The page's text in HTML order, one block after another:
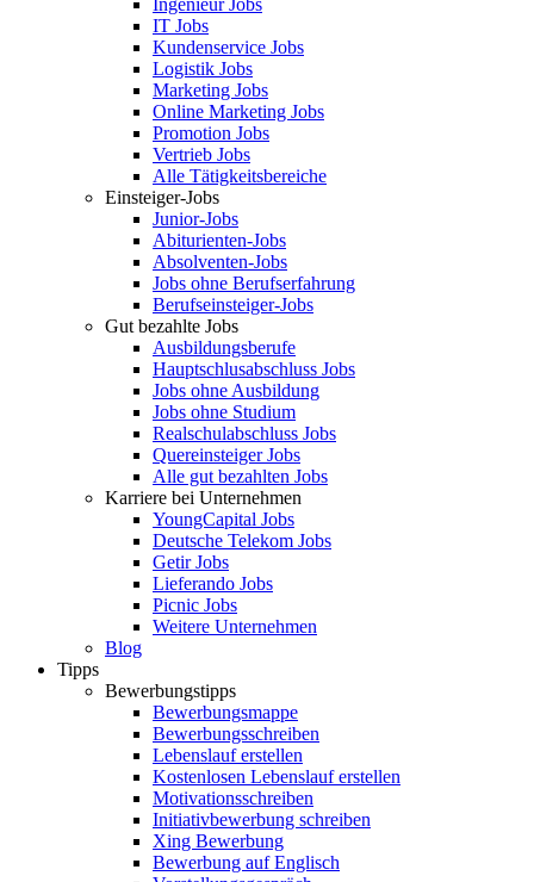
Ingenieur Jobs
IT Jobs
Kundenservice Jobs
Logistik Jobs
Marketing Jobs
Online Marketing Jobs
Promotion Jobs
Vertrieb Jobs
Alle Tätigkeitsbereiche
Einsteiger-Jobs
Junior-Jobs
Abiturienten-Jobs
Absolventen-Jobs
Jobs ohne Berufserfahrung
Berufseinsteiger-Jobs
Gut bezahlte Jobs
Ausbildungsberufe
Hauptschlusabschluss Jobs
Jobs ohne Ausbildung
Jobs ohne Studium
Realschulabschluss Jobs
Quereinsteiger Jobs
Alle gut bezahlten Jobs
Karriere bei Unternehmen
YoungCapital Jobs
Deutsche Telekom Jobs
Getir Jobs
Lieferando Jobs
Picnic Jobs
Weitere Unternehmen
Blog
Tipps
Bewerbungstipps
Bewerbungsmappe
Bewerbungsschreiben
Lebenslauf erstellen
Kostenlosen Lebenslauf erstellen
Motivationsschreiben
Initiativbewerbung schreiben
Xing Bewerbung
Bewerbung auf Englisch